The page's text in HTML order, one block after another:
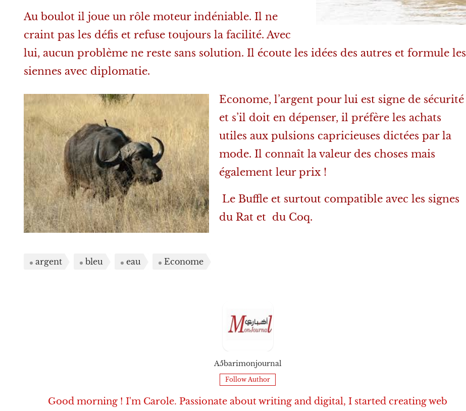
Au boulot il joue un rôle moteur indéniable. Il ne
craint pas les défis et refuse toujours la facilité. Avec
lui, aucun problème ne reste sans solution. Il écoute les idées des autres et formule les
siennes avec diplomatie.
Econome, l’argent pour lui est signe de sécurité
et s’il doit en dépenser, il préfère les achats
utiles aux pulsions capricieuses dictées par la
mode. Il connaît la valeur des choses mais
également leur prix !
Le Buffle et surtout compatible avec les signes
du Rat et du Coq.
argent bleu eau Econome
A5barimonjournal
Follow Author
Good morning ! I'm Carole. Passionate about writing and digital, I started creating web